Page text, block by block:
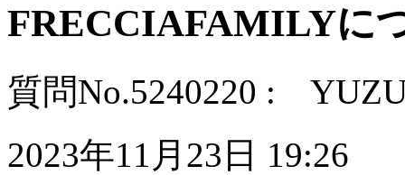
FRECCIAFAMILYに
質問No.5240220 :
2023年11月23日 19:26